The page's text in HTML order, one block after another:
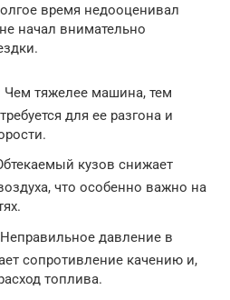
время недооценивал
начал внимательно
Чем тяжелее машина, тем
для ее разгона и
кузов снижает
что особенно важно на
давление в
сопротивление качению и,
топлива.